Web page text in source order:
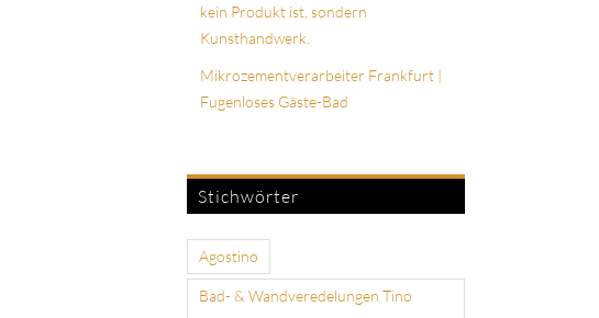
kein Produkt ist, sondern
Kunsthandwerk.
Mikrozementverarbeiter Frankfurt |
Fugenloses Gäste-Bad
Stichwörter
Agostino
Bad- & Wandveredelungen Tino